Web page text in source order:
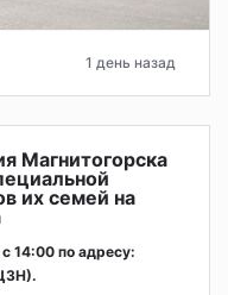
1 день назад
Магнитогорска
их семей на
14:00 по адресу: